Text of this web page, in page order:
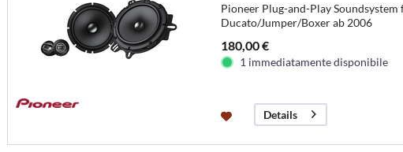
Pioneer Plug-and-Play Soundsystem
Ducato/Jumper/Boxer ab 2006
180,00 €
1 immediatamente disponibile
Details